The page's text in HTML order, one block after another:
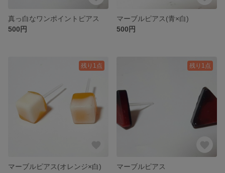
真っ白なワンポイントピアス
500円
マーブルピアス(青×白)
500円
残り1点
マーブルピアス(オレンジ×白)
残り1点
マーブルピアス